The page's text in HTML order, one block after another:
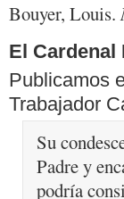
Bouyer, Louis.
El Cardenal
Publicamos
Trabajador
Su
Padre y
podría